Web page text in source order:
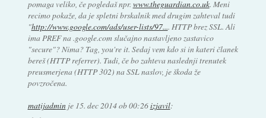
pomaga veliko, če pogledaš npr. www.theguardian.co.uk. Meni
recimo pokaže, da je spletni brskalnik med drugim zahteval tudi
"http://www.google.com/ads/user-lists/97.... HTTP brez SSL. Ali
ima PREF na .google.com slučajno nastavljeno zastavico
"secure"? Nima? Tag, you're it. Sedaj vem kdo si in kateri članek
bereš (HTTP referrer). Tudi, če bo zahteva naslednji trenutek
preusmerjena (HTTP 302) na SSL naslov, je škoda že
povzročena.
matijadminje 15. dec 2014 ob 00:26izjavil: